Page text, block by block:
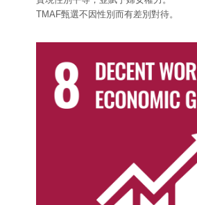
TMAF甄選不因性別而有差別對待。